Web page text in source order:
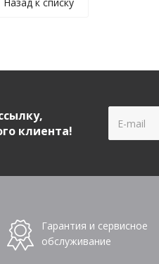
клиента!
Гарантия и сервисное
обслуживание